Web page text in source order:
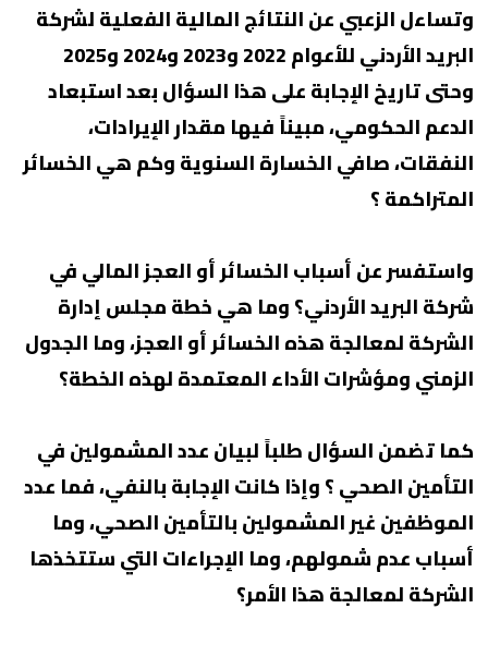
وتساءل الزعبي عن النتائج المالية الفعلية لشركة
البريد الأردني للأعوام 2022 و2023 و2024 و2025
وحتى تاريخ الإجابة على هذا السؤال بعد استبعاد
الدعم الحكومي، مبيناً فيها مقدار الإيرادات،
النفقات، صافي الخسارة السنوية وكم هي الخسائر
المتراكمة ؟
واستفسر عن أسباب الخسائر أو العجز المالي في
شركة البريد الأردني؟ وما هي خطة مجلس إدارة
الشركة لمعالجة هذه الخسائر أو العجز، وما الجدول
الزمني ومؤشرات الأداء المعتمدة لهذه الخطة؟
كما تضمن السؤال طلباً لبيان عدد المشمولين في
التأمين الصحي ؟ وإذا كانت الإجابة بالنفي، فما عدد
الموظفين غير المشمولين بالتأمين الصحي، وما
أسباب عدم شمولهم، وما الإجراءات التي ستتخذها
الشركة لمعالجة هذا الأمر؟